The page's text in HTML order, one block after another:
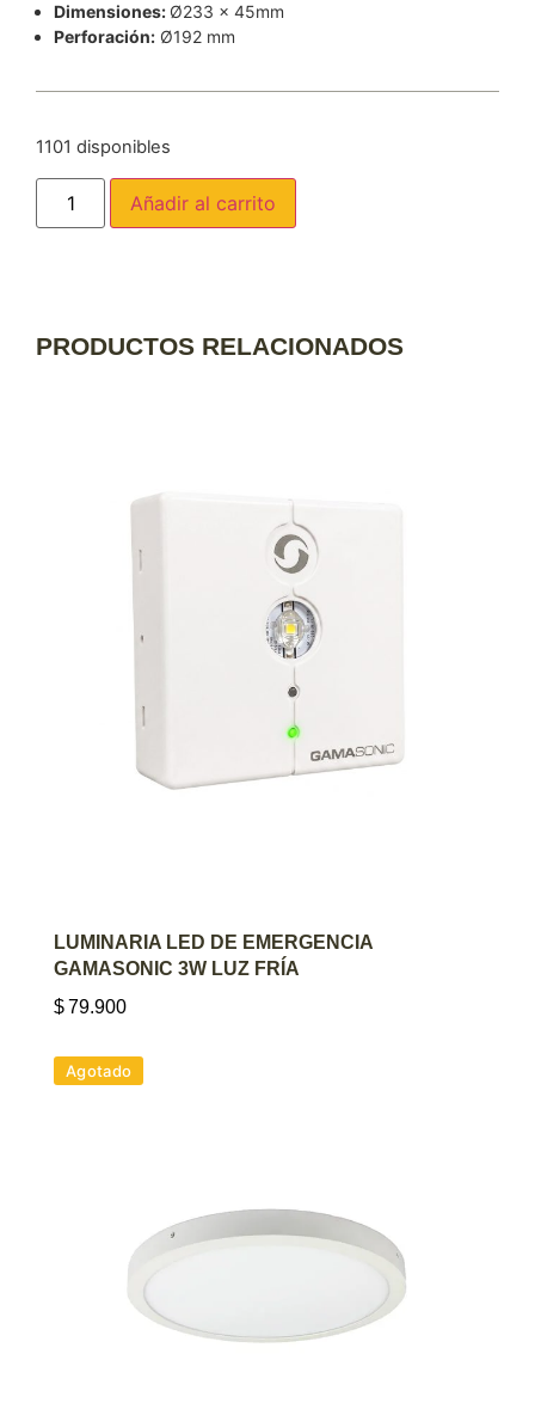
Dimensiones: Ø233 x 45mm
Perforación: Ø192 mm
1101 disponibles
Añadir al carrito
PRODUCTOS RELACIONADOS
AGREGAR AL CARRITO
LUMINARIA LED DE EMERGENCIA
GAMASONIC 3W LUZ FRÍA
$79.900
Agotado